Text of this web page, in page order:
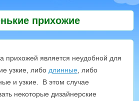
прихожие
прихожей является неудобной для
узкие, либо длинные , либо
и узкие. В этом случае
некоторые дизайнерские